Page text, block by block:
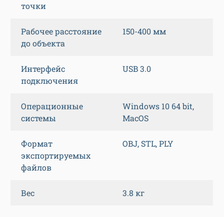
точки
Рабочее расстояние
до объекта
150-400 мм
Интерфейс
подключения
USB 3.0
Операционные
системы
Windows 10 64 bit,
MacOS
Формат
экспортируемых
файлов
OBJ, STL, PLY
Вес 3.8 кг